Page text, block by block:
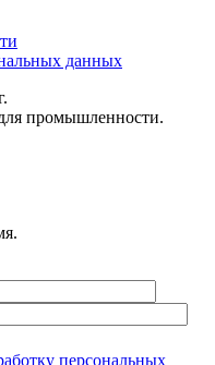
данных
промышленности.
персональных